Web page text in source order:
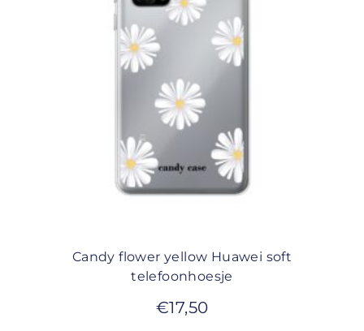
Candy flower yellow Huawei soft
telefoonhoesje
€17,50